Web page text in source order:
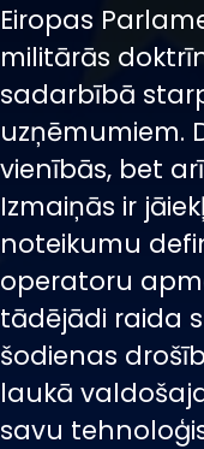
Eiropas
militārās
sadarbībā
uzņēmumiem.
vienībās, bet
Izmaiņās ir
noteikumu
operatoru
tādējādi raida
šodienas
laukā
savu